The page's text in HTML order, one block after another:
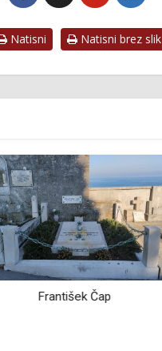
Natisni Natisni brez slik
Rokodelci in umetniki Moravške